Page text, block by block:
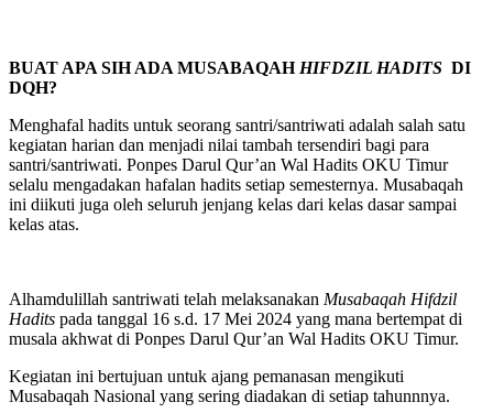
BUAT APA SIH ADA MUSABAQAH
Menghafal hadits untuk seorang santri/santriwati adalah salah satu
kegiatan harian dan menjadi nilai tambah tersendiri bagi para
santri/santriwati. Ponpes Darul Qur’an Wal Hadits OKU Timur
selalu mengadakan hafalan hadits setiap semesternya. Musabaqah
ini diikuti juga oleh seluruh jenjang kelas dari kelas dasar sampai
Alhamdulillah santriwati telah melaksanakanMusabaqah Hifdzil
Haditspada tanggal 16 s.d. 17 Mei 2024 yang mana bertempat di
Kegiatan ini bertujuan untuk ajang pemanasan mengikuti